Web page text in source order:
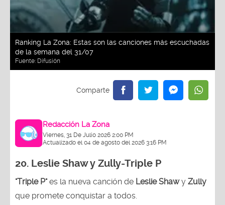
Ranking La Zona: Estas son las canciones más escuchadas
de la semana del 31/07
Fuente: Difusión
Redacción La Zona
Viernes, 31 De Julio 2026 2:00 PM
Actualizado el 04 de agosto del 2026 3:16 PM
20. Leslie Shaw y Zully-Triple P
"Triple P"es la nueva canción de Leslie Shawy Zully
que promete conquistar a todos.